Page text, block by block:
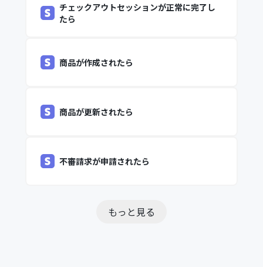
チェックアウトセッションが正常に完了し
たら
商品が作成されたら
商品が更新されたら
不審請求が申請されたら
もっと見る